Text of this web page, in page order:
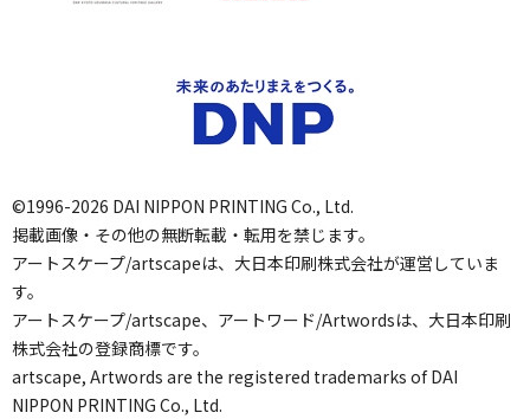
©1996-2026 DAI NIPPON PRINTING Co., Ltd.
掲載画像・その他の無断転載・転用を禁じます。
アートスケープ/artscapeは、大日本印刷株式会社が運営していま
す。
アートスケープ/artscape、アートワード/Artwordsは、大日本印刷
株式会社の登録商標です。
artscape, Artwords are the registered trademarks of DAI
NIPPON PRINTING Co., Ltd.